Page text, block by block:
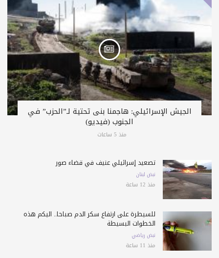
الجيش الإسرائيلي: هاجمنا بنى تحتية لـ”الحزب” في
الجنوب (فيديو)
منذ 5 ساعات
تصعيد إسرائيلي عنيف في قضاء صور
نبض لبنان
منذ 12 ساعة
للسيطرة على ارتفاع سكر الدم صباحا.. اليكم هذه
الخطوات البسيطة
نبض رياضي
منذ 11 ساعة